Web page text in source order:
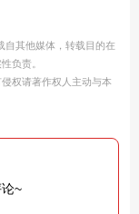
自其他媒体，转载目的在
负责。
权请著作权人主动与本
~